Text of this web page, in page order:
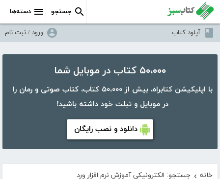
دسته‌ها جستجو
آپلود کتاب ورود / ثبت نام
۵۰،۰۰۰ کتاب در موبایل شما
با اپلیکیشن کتابراه، بیش از ۵۰،۰۰۰ کتاب، کتاب صوتی و رمان را
در موبایل و تبلت خود داشته باشید!
دانلود و نصب رایگان
خانه › جستجو: الکترونیکی آموزش نرم افزار ورد